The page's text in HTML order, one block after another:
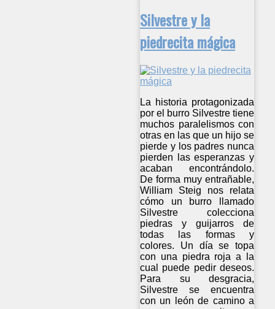
Silvestre y la
piedrecita mágica
La historia protagonizada
por el burro Silvestre tiene
muchos paralelismos con
otras en las que un hijo se
pierde y los padres nunca
pierden las esperanzas y
acaban encontrándolo.
De forma muy entrañable,
William Steig nos relata
cómo un burro llamado
Silvestre colecciona
piedras y guijarros de
todas las formas y
colores. Un día se topa
con una piedra roja a la
cual puede pedir deseos.
Para su desgracia,
Silvestre se encuentra
con un león de camino a